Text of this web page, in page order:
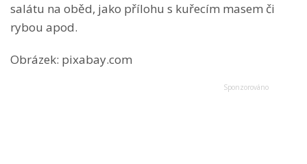
salátu na oběd, jako přílohu s kuřecím masem či
rybou apod.
Obrázek: pixabay.com